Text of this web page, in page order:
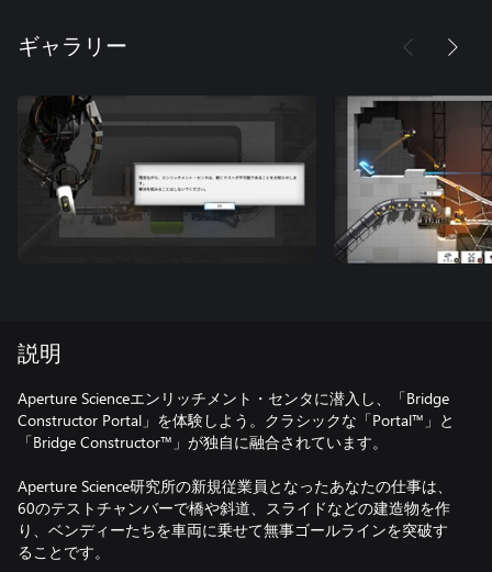
ギャラリー
説明
Aperture Scienceエンリッチメント・センタに潜入し、「Bridge
Constructor Portal」を体験しよう。クラシックな「Portal™」と
「Bridge Constructor™」が独自に融合されています。
Aperture Science研究所の新規従業員となったあなたの仕事は、
60のテストチャンバーで橋や斜道、スライドなどの建造物を作
り、ベンディーたちを車両に乗せて無事ゴールラインを突破す
ることです。